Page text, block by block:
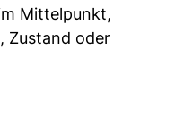
Mittelpunkt,
Zustand oder